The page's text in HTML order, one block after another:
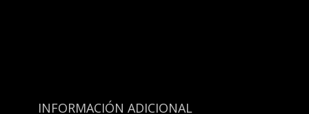
INFORMACIÓN ADICIONAL